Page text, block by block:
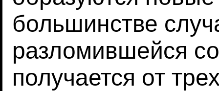
большинстве
разломившейся
получается от